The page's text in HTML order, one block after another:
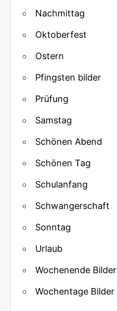
Nachmittag
Oktoberfest
Ostern
Pfingsten bilder
Prüfung
Samstag
Schönen Abend
Schönen Tag
Schulanfang
Schwangerschaft
Sonntag
Urlaub
Wochenende Bilder
Wochentage Bilder